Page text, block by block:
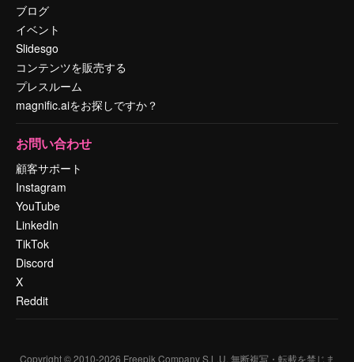
ブログ
イベント
Slidesgo
コンテンツを販売する
プレスルーム
magnific.aiをお探しですか？
お問い合わせ
顧客サポート
Instagram
YouTube
LinkedIn
TikTok
Discord
X
Reddit
Copyright © 2010-2026 Freepik Company S.L.U. 無断複写・転載を禁じま